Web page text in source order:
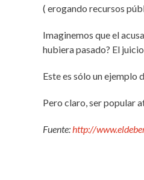
( erogando recursos
Imaginemos que el
hubiera pasado? El
Este es sólo un ejemplo
Pero claro, ser popular
Fuente:http://